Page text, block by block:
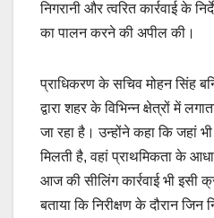
निगरानी और त्वरित कार्रवाई के
का पालन करने की अपील की।
प्राधिकरण के सचिव मोहन सिंह
द्वारा शहर के विभिन्न क्षेत्रों में
जा रहा है। उन्होंने कहा कि जहां
मिलती है, वहां प्राथमिकता के
आज की सीलिंग कार्रवाई भी इसी
बताया कि निरीक्षण के दौरान जिन